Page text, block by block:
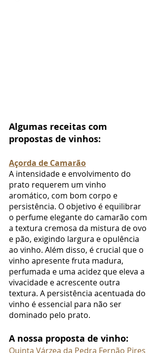
Algumas receitas com
propostas de vinhos:
Açorda de Camarão
A intensidade e envolvimento do
prato requerem um vinho
aromático, com bom corpo e
persistência. O objetivo é equilibrar
o perfume elegante do camarão com
a textura cremosa da mistura de ovo
e pão, exigindo largura e opulência
ao vinho. Além disso, é crucial que o
vinho apresente fruta madura,
perfumada e uma acidez que eleva a
vivacidade e acrescente outra
textura. A persistência acentuada do
vinho é essencial para não ser
dominado pelo prato.
A nossa proposta de vinho:
Quinta Várzea da Pedra Fernão Pires